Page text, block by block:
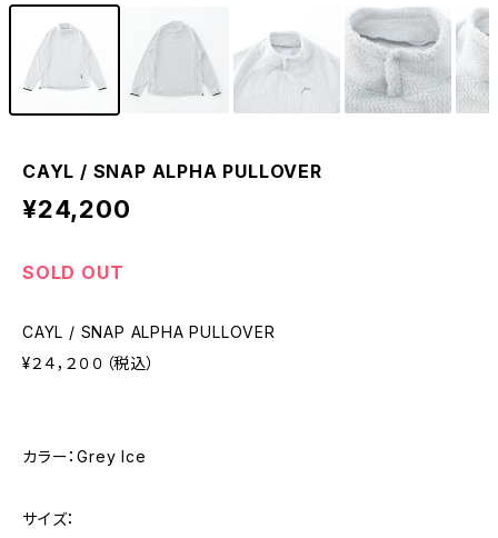
CAYL / SNAP ALPHA PULLOVER
¥24,200
SOLD OUT
CAYL / SNAP ALPHA PULLOVER
¥２４，２００（税込）
カラー：Grey Ice
サイズ：